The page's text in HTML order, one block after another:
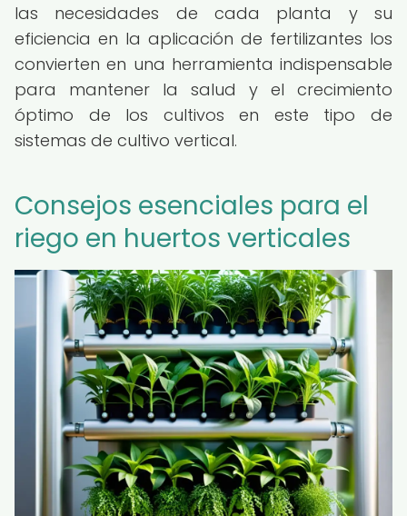
las necesidades de cada planta y su
eficiencia en la aplicación de fertilizantes los
convierten en una herramienta indispensable
para mantener la salud y el crecimiento
óptimo de los cultivos en este tipo de
sistemas de cultivo vertical.
Consejos esenciales para el
riego en huertos verticales